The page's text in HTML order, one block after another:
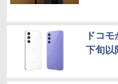
ドコ
下旬以